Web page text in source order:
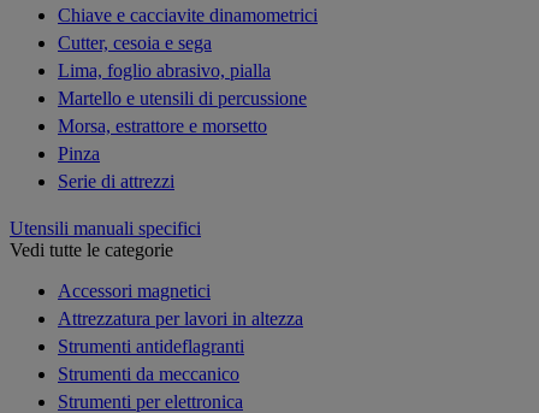
Chiave e cacciavite dinamometrici
Cutter, cesoia e sega
Lima, foglio abrasivo, pialla
Martello e utensili di percussione
Morsa, estrattore e morsetto
Pinza
Serie di attrezzi
Utensili manuali specifici
Vedi tutte le categorie
Accessori magnetici
Attrezzatura per lavori in altezza
Strumenti antideflagranti
Strumenti da meccanico
Strumenti per elettronica